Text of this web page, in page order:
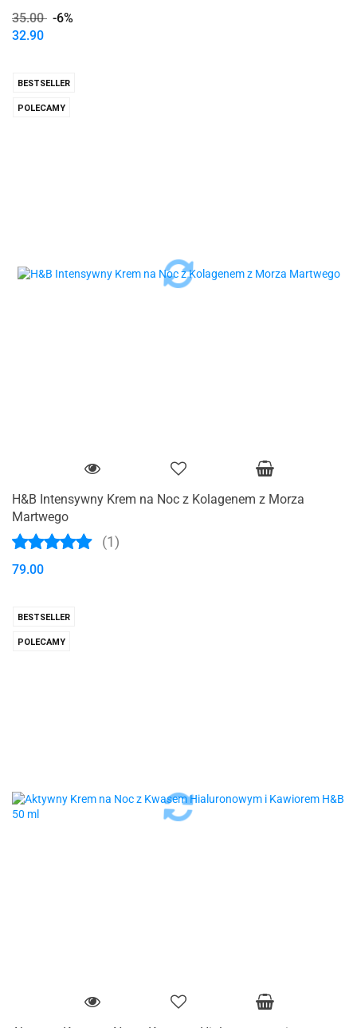
35.00 -6%
32.90
BESTSELLER
POLECAMY
H&B Intensywny Krem na Noc z Kolagenem z Morza
Martwego
(1)
79.00
BESTSELLER
POLECAMY